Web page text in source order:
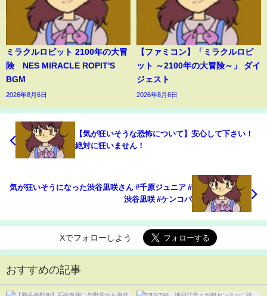
ミラクルロピット 2100年の大冒
険 NES MIRACLE ROPIT'S
BGM
2026年8月6日
【ファミコン】「ミラクルロピ
ット ～2100年の大冒険～」 ダイ
ジェスト
2026年8月6日
【気が狂いそうな恐怖について】安心して下さい！
絶対に狂いません！
気が狂いそうになった渋谷凪咲さん #千原ジュニア #
渋谷凪咲 #ケンコバ
Xでフォローしよう
おすすめの記事